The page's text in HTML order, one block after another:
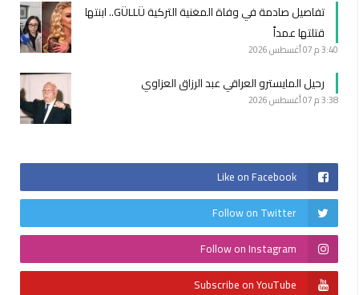
تفاصيل صادمة في وفاة المغنية التركية GÜLLÜ.. ابنتها
قتلتها عمداً
3:40 م 07 أغسطس 2026
رحيل المايسترو العراقي عبد الرزاق العزاوي
3:38 م 07 أغسطس 2026
Like on Facebook
Follow on Twitter
Follow on Instagram
Subscribe on YouTube